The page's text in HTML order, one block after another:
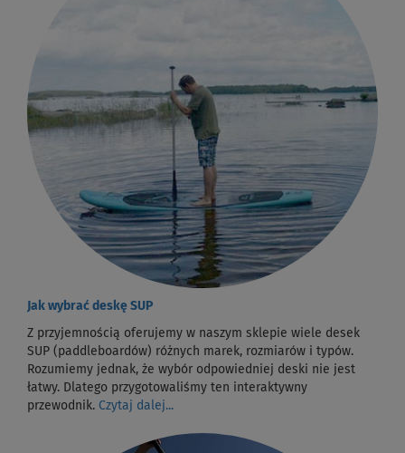
Jak wybrać deskę SUP
Z przyjemnością oferujemy w naszym sklepie wiele desek
SUP (paddleboardów) różnych marek, rozmiarów i typów.
Rozumiemy jednak, że wybór odpowiedniej deski nie jest
łatwy. Dlatego przygotowaliśmy ten interaktywny
przewodnik. Czytaj dalej...